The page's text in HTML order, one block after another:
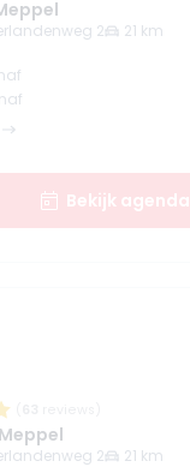
2 21 km
Bekijk agenda
2 21 km